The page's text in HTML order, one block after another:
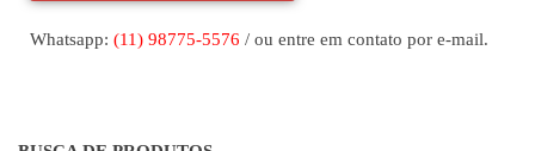
Whatsapp: (11) 98775-5576 / ou entre em contato por e-mail.